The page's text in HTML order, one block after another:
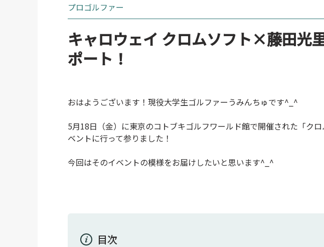
プロゴルファー
キャロウェイ クロムソフト×藤田光
ポート！
おはようございます！現役大学生ゴルファーうみんちゅです^_^
5月18日（金）に東京のコトブキゴルフワールド館で開催された「ク
ベントに行って参りました！
今回はそのイベントの模様をお届けしたいと思います^_^
目次